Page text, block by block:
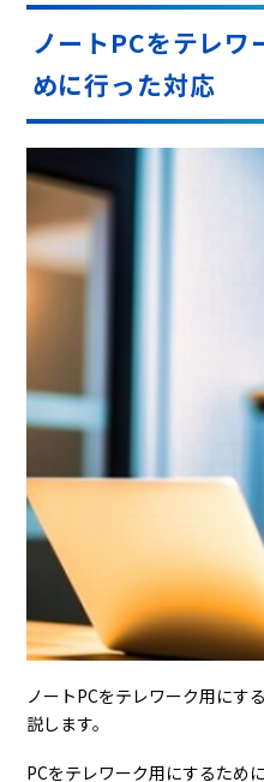
ノートPCをテレワ
めに行った対応
ノートPCをテレワーク用にす
説します。
PCをテレワーク用にするため